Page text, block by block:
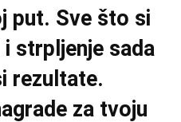
put. Sve što si
strpljenje sada
rezultate.
za tvoju